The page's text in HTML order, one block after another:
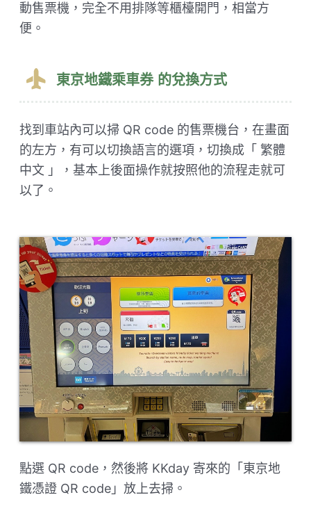
動售票機，完全不用排隊等櫃檯開門，相當方
便。
東京地鐵乘車券 的兌換方式
找到車站內可以掃 QR code 的售票機台，在畫面
的左方，有可以切換語言的選項，切換成「 繁體
中文 」，基本上後面操作就按照他的流程走就可
以了。
點選 QR code，然後將 KKday 寄來的「東京地
鐵憑證 QR code」放上去掃。